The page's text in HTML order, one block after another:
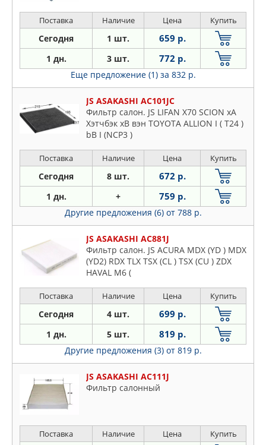
Ssangyong
Subaru
Toyota
VW
Поставка Наличие Цена Купить
Сегодня 1 шт. 659 р.
1 дн. 3 шт. 772 р.
Еще предложение (1) за 832 р.
JS ASAKASHI AC101JC
Фильтр салон. JS LIFAN X70 SCION xA
Хэтчбэк xB вэн TOYOTA ALLION I ( T24 )
bB I (NCP3 )
Поставка Наличие Цена Купить
Сегодня 8 шт. 672 р.
1 дн. + 759 р.
Другие предложения (6) от 788 р.
JS ASAKASHI AC881J
Фильтр салон. JS ACURA MDX (YD ) MDX
(YD2) RDX TLX TSX (CL ) TSX (CU ) ZDX
HAVAL M6 (
Поставка Наличие Цена Купить
Сегодня 4 шт. 699 р.
1 дн. 5 шт. 819 р.
Другие предложения (3) от 819 р.
JS ASAKASHI AC111J
Фильтр салонный
Поставка Наличие Цена Купить